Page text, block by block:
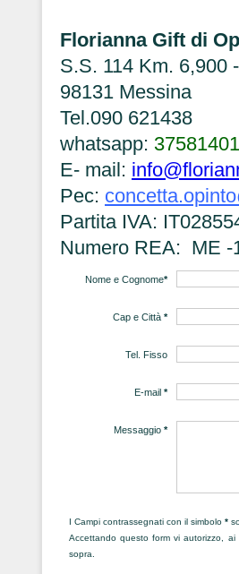
Florianna Gift di
S.S. 114 Km. 6,900
98131 Messina
Tel.090 621438
whatsapp:
E- mail:
Pec:
Partita IVA:
Numero REA: ME -
Nome e Cognome*
Cap e Città *
Tel. Fisso
E-mail *
Messaggio *
I Campi contrassegnati con il simbolo *
Accettando questo form vi autorizzo,
sopra.